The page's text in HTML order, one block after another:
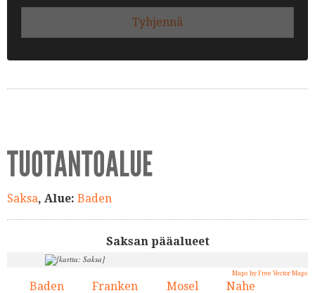
Tyhjennä
TUOTANTOALUE
Saksa, Alue: Baden
Saksan pääalueet
Maps by Free Vector Maps
Baden Franken Mosel Nahe